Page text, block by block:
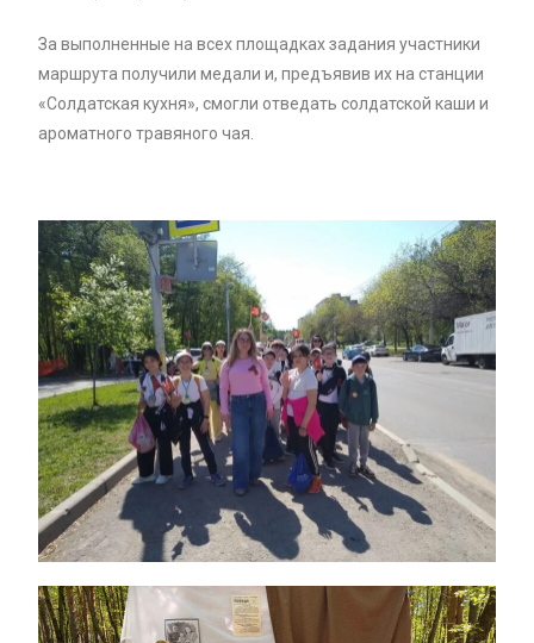
За выполненные на всех площадках задания участники
маршрута получили медали и, предъявив их на станции
«Солдатская кухня», смогли отведать солдатской каши и
ароматного травяного чая.